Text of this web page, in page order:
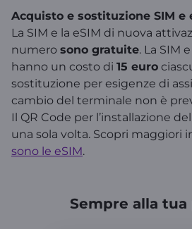
Acquisto e sostituzione SIM e
La SIM e la eSIM di nuova
numero sono gratuite. La SIM
hanno un costo di 15 euro
sostituzione per esigenze di
cambio del terminale non è
Il QR Code per l’installazione
una sola volta. Scopri maggiori
sono le eSIM.
Sempre alla